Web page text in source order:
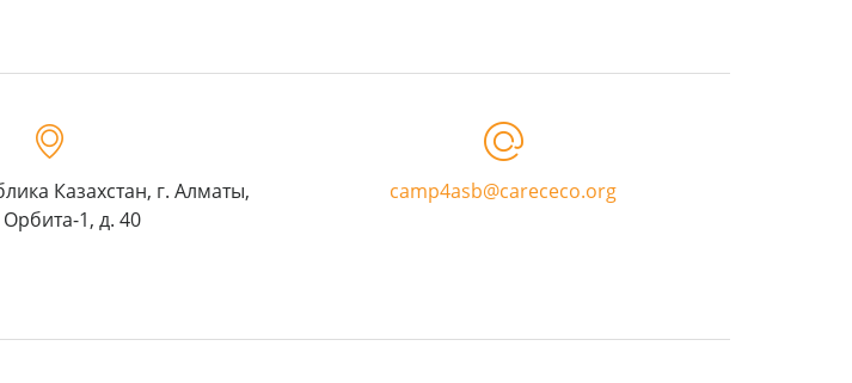
Казахстан, г. Алматы,
1, д. 40
camp4asb@carececo.org